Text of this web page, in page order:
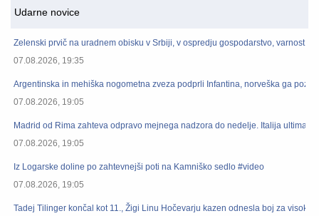
Udarne novice
Zelenski prvič na uradnem obisku v Srbiji, v ospredju gospodarstvo, varnost in
07.08.2026, 19:35
Argentinska in mehiška nogometna zveza podprli Infantina, norveška ga
07.08.2026, 19:05
Madrid od Rima zahteva odpravo mejnega nadzora do nedelje. Italija ultimat
07.08.2026, 19:05
Iz Logarske doline po zahtevnejši poti na Kamniško sedlo #video
07.08.2026, 19:05
Tadej Tilinger končal kot 11., Žigi Linu Hočevarju kazen odnesla boj za visoka